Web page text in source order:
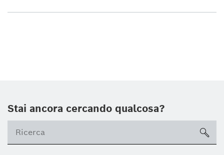
Stai ancora cercando qualcosa?